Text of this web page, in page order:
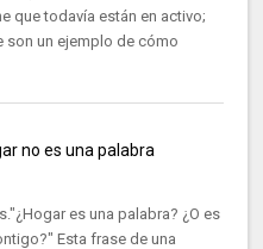
que todavía están en activo;
son un ejemplo de cómo
no es una palabra
es una palabra? ¿O es
Esta frase de una